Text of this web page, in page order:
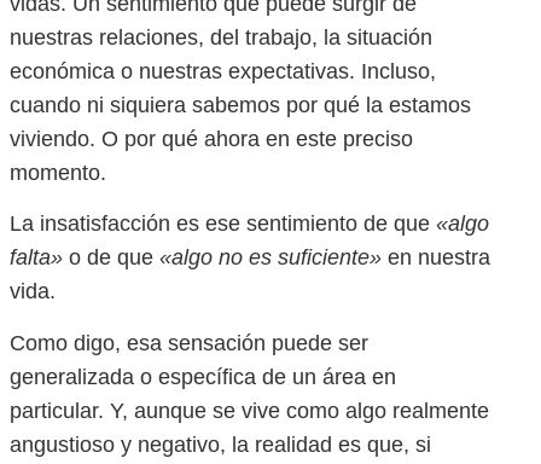
nuestras relaciones, del trabajo, la situación
económica o nuestras expectativas. Incluso,
cuando ni siquiera sabemos por qué la estamos
viviendo. O por qué ahora en este preciso
momento.
La insatisfacción es ese sentimiento de que «algo
falta» o de que «algo no es suficiente» en nuestra
vida.
Como digo, esa sensación puede ser
generalizada o específica de un área en
particular. Y, aunque se vive como algo realmente
angustioso y negativo, la realidad es que, si